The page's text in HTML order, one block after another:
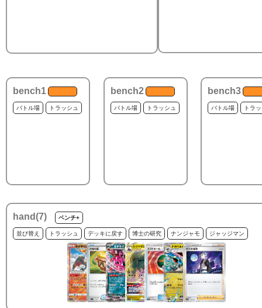
bench1
バトル場 トラッシュ
bench2
バトル場 トラッシュ
bench3
バトル場 トラ
hand(7) ベンチ+
並び替え トラッシュ デッキに戻す 博士の研究 ナンジャモ ジャッジマン